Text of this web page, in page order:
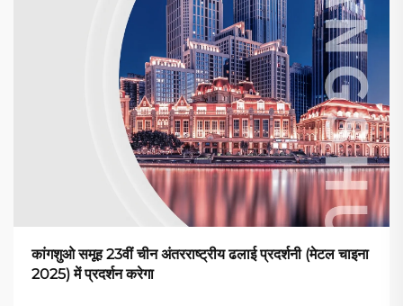
कांगशुओ समूह 23वीं चीन अंतरराष्ट्रीय ढलाई प्रदर्शनी (मेटल चाइना
2025) में प्रदर्शन करेगा